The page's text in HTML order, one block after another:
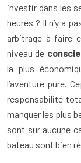
investir dans les
heures ? Il n’y a
arbitrage à faire
niveau de
la plus
l’aventure pure.
responsabilité
manquer les plus
sont sur aucune
bateau sont bien